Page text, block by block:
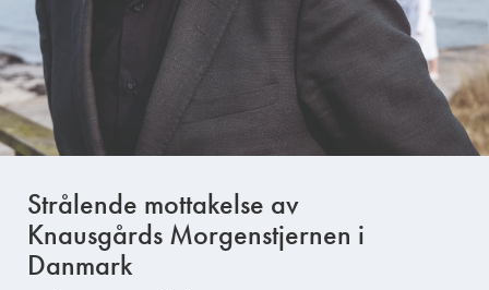
Strålende mottakelse av
Knausgårds Morgenstjernen i
Danmark